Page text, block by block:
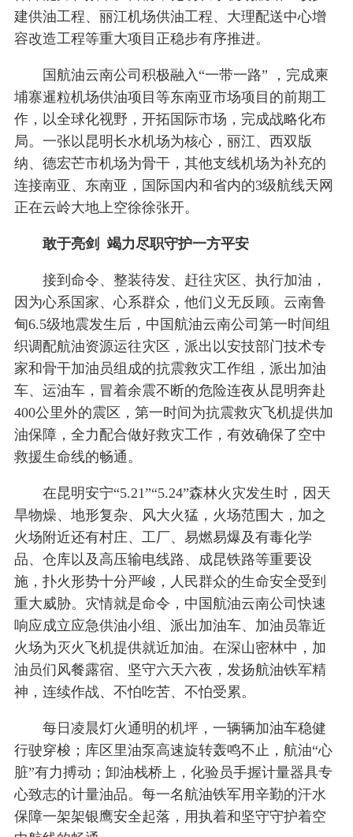
建供油工程、丽江机场供油工程、大理配送中心增
容改造工程等重大项目正稳步有序推进。
国航油云南公司积极融入“一带一路” ，完成柬
埔寨暹粒机场供油项目等东南亚市场项目的前期工
作，以全球化视野，开拓国际市场，完成战略化布
局。一张以昆明长水机场为核心，丽江、西双版
纳、德宏芒市机场为骨干，其他支线机场为补充的
连接南亚、东南亚，国际国内和省内的3级航线天网
正在云岭大地上空徐徐张开。
敢于亮剑 竭力尽职守护一方平安
接到命令、整装待发、赶往灾区、执行加油，
因为心系国家、心系群众，他们义无反顾。云南鲁
甸6.5级地震发生后，中国航油云南公司第一时间组
织调配航油资源运往灾区，派出以安技部门技术专
家和骨干加油员组成的抗震救灾工作组，派出加油
车、运油车，冒着余震不断的危险连夜从昆明奔赴
400公里外的震区，第一时间为抗震救灾飞机提供加
油保障，全力配合做好救灾工作，有效确保了空中
救援生命线的畅通。
在昆明安宁“5.21”“5.24”森林火灾发生时，因天
旱物燥、地形复杂、风大火猛，火场范围大，加之
火场附近还有村庄、工厂、易燃易爆及有毒化学
品、仓库以及高压输电线路、成昆铁路等重要设
施，扑火形势十分严峻，人民群众的生命安全受到
重大威胁。灾情就是命令，中国航油云南公司快速
响应成立应急供油小组、派出加油车、加油员靠近
火场为灭火飞机提供就近加油。在深山密林中，加
油员们风餐露宿、坚守六天六夜，发扬航油铁军精
神，连续作战、不怕吃苦、不怕受累。
每日凌晨灯火通明的机坪，一辆辆加油车稳健
行驶穿梭；库区里油泵高速旋转轰鸣不止，航油“心
脏”有力搏动；卸油栈桥上，化验员手握计量器具专
心致志的计量油品。每一名航油铁军用辛勤的汗水
保障一架架银鹰安全起落，用执着和坚守守护着空